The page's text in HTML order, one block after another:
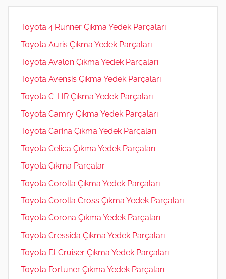
Toyota 4 Runner Çıkma Yedek Parçaları
Toyota Auris Çıkma Yedek Parçaları
Toyota Avalon Çıkma Yedek Parçaları
Toyota Avensis Çıkma Yedek Parçaları
Toyota C-HR Çıkma Yedek Parçaları
Toyota Camry Çıkma Yedek Parçaları
Toyota Carina Çıkma Yedek Parçaları
Toyota Celica Çıkma Yedek Parçaları
Toyota Çıkma Parçalar
Toyota Corolla Çıkma Yedek Parçaları
Toyota Corolla Cross Çıkma Yedek Parçaları
Toyota Corona Çıkma Yedek Parçaları
Toyota Cressida Çıkma Yedek Parçaları
Toyota FJ Cruiser Çıkma Yedek Parçaları
Toyota Fortuner Çıkma Yedek Parçaları